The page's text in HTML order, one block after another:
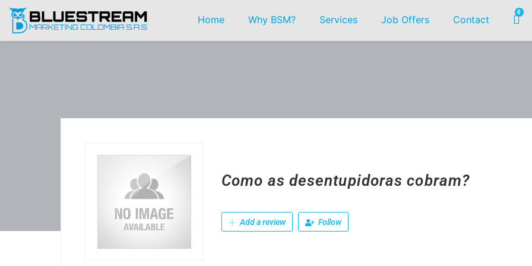
Home Why BSM? Services Job Offers Contact
0
Como as desentupidoras cobram?
Add a review Follow